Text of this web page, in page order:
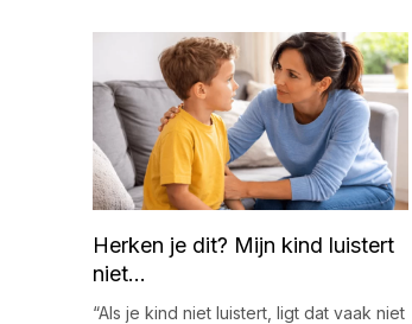
Herken je dit? Mijn kind luistert
niet…
“Als je kind niet luistert, ligt dat vaak niet